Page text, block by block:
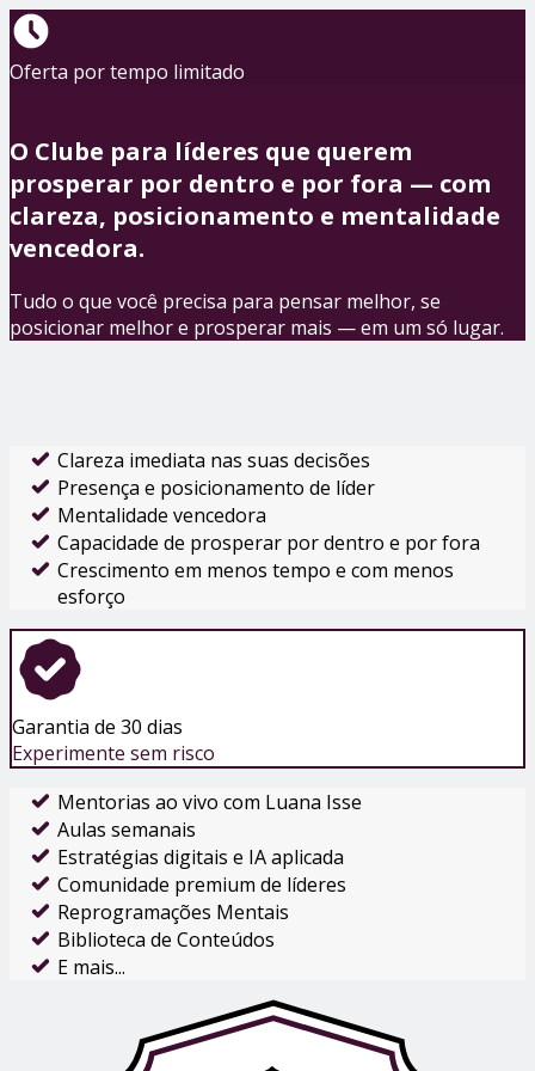
Oferta por tempo limitado
O Clube para líderes que querem
prosperar por dentro e por fora — com
clareza, posicionamento e mentalidade
vencedora.
Tudo o que você precisa para pensar melhor, se
posicionar melhor e prosperar mais — em um só lugar.
Clareza imediata nas suas decisões
Presença e posicionamento de líder
Mentalidade vencedora
Capacidade de prosperar por dentro e por fora
Crescimento em menos tempo e com menos
esforço
Garantia de 30 dias
Experimente sem risco
Mentorias ao vivo com Luana Isse
Aulas semanais
Estratégias digitais e IA aplicada
Comunidade premium de líderes
Reprogramações Mentais
Biblioteca de Conteúdos
E mais...